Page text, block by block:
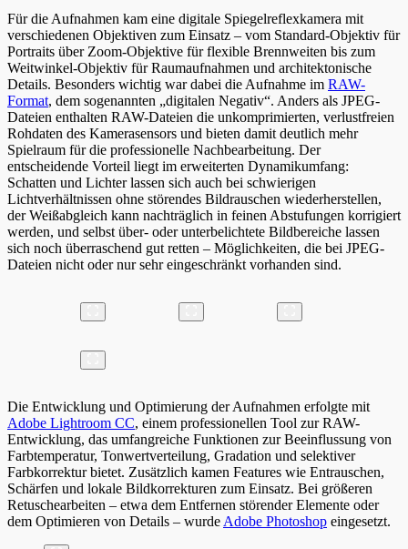
Für die Aufnahmen kam eine digitale Spiegelreflexkamera mit
verschiedenen Objektiven zum Einsatz – vom Standard-Objektiv für
Portraits über Zoom-Objektive für flexible Brennweiten bis zum
Weitwinkel-Objektiv für Raumaufnahmen und architektonische
Details. Besonders wichtig war dabei die Aufnahme im RAW-
Format, dem sogenannten „digitalen Negativ“. Anders als JPEG-
Dateien enthalten RAW-Dateien die unkomprimierten, verlustfreien
Rohdaten des Kamerasensors und bieten damit deutlich mehr
Spielraum für die professionelle Nachbearbeitung. Der
entscheidende Vorteil liegt im erweiterten Dynamikumfang:
Schatten und Lichter lassen sich auch bei schwierigen
Lichtverhältnissen ohne störendes Bildrauschen wiederherstellen,
der Weißabgleich kann nachträglich in feinen Abstufungen korrigiert
werden, und selbst über- oder unterbelichtete Bildbereiche lassen
sich noch überraschend gut retten – Möglichkeiten, die bei JPEG-
Dateien nicht oder nur sehr eingeschränkt vorhanden sind.
Die Entwicklung und Optimierung der Aufnahmen erfolgte mit
Adobe Lightroom CC, einem professionellen Tool zur RAW-
Entwicklung, das umfangreiche Funktionen zur Beeinflussung von
Farbtemperatur, Tonwertverteilung, Gradation und selektiver
Farbkorrektur bietet. Zusätzlich kamen Features wie Entrauschen,
Schärfen und lokale Bildkorrekturen zum Einsatz. Bei größeren
Retuschearbeiten – etwa dem Entfernen störender Elemente oder
dem Optimieren von Details – wurde Adobe Photoshop eingesetzt.